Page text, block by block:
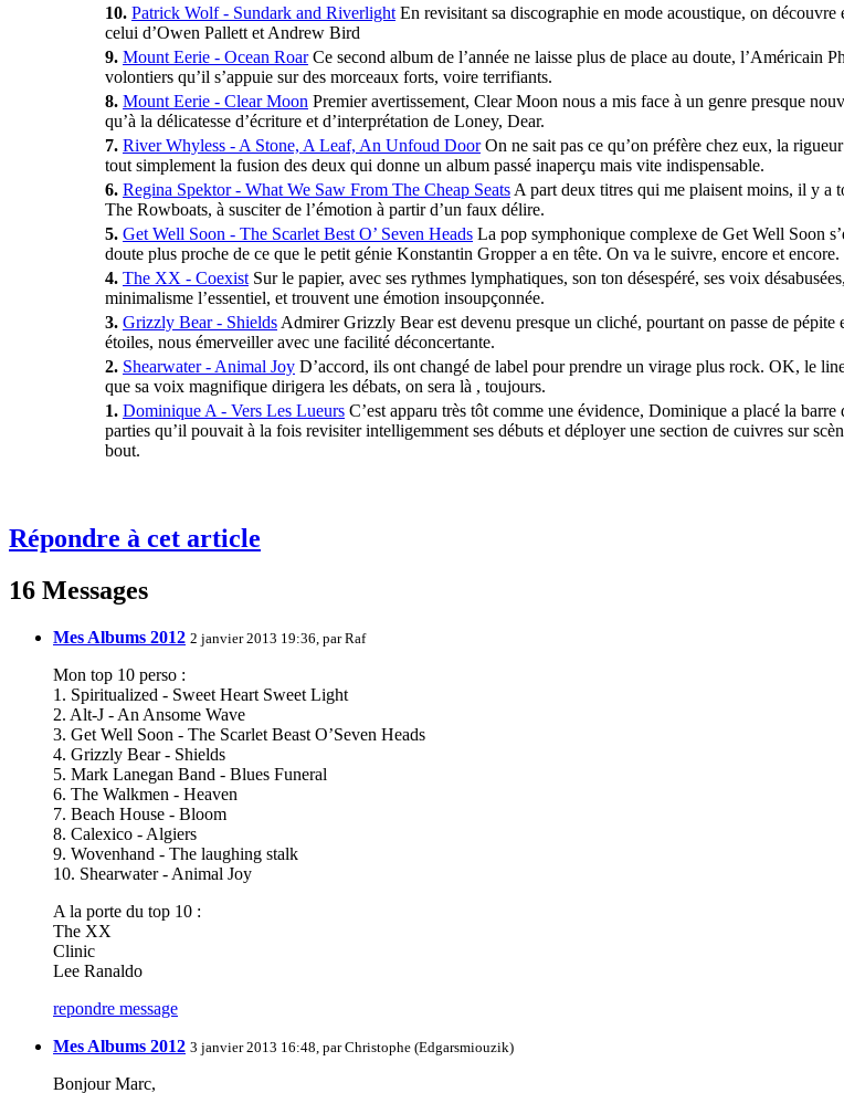
10. Patrick Wolf - Sundark and Riverlight En revisitant sa discographie en mode acoustique, on
celui d’Owen Pallett et Andrew Bird
9. Mount Eerie - Ocean RoarCe second album de l’année ne laisse plus de place au doute, l’Américain
volontiers qu’il s’appuie sur des morceaux forts, voire terrifiants.
8. Mount Eerie - Clear Moon Premier avertissement, Clear Moon nous a mis face à un genre presque
qu’à la délicatesse d’écriture et d’interprétation de Loney, Dear.
7. River Whyless - A Stone, A Leaf, An Unfoud DoorOn ne sait pas ce qu’on préfère chez eux, la
tout simplement la fusion des deux qui donne un album passé inaperçu mais vite indispensable.
6. Regina Spektor - What We Saw From The Cheap Seats A part deux titres qui me plaisent moins, il y a
The Rowboats, à susciter de l’émotion à partir d’un faux délire.
5. Get Well Soon - The Scarlet Best O’ Seven Heads La pop symphonique complexe de Get Well Soon
doute plus proche de ce que le petit génie Konstantin Gropper a en tête. On va le suivre, encore et encore.
4. The XX - Coexist Sur le papier, avec ses rythmes lymphatiques, son ton désespéré, ses voix
minimalisme l’essentiel, et trouvent une émotion insoupçonnée.
3. Grizzly Bear - Shields Admirer Grizzly Bear est devenu presque un cliché, pourtant on passe de
étoiles, nous émerveiller avec une facilité déconcertante.
2. Shearwater - Animal Joy D’accord, ils ont changé de label pour prendre un virage plus rock. OK, le
que sa voix magnifique dirigera les débats, on sera là , toujours.
1. Dominique A - Vers Les Lueurs C’est apparu très tôt comme une évidence, Dominique a placé la
parties qu’il pouvait à la fois revisiter intelligemment ses débuts et déployer une section de cuivres sur
bout.
Répondre à cet article
16 Messages
Mes Albums 2012 2 janvier 2013 19:36, parRaf
Mon top 10 perso :
1. Spiritualized - Sweet Heart Sweet Light
2. Alt-J - An Ansome Wave
3. Get Well Soon - The Scarlet Beast O’Seven Heads
4. Grizzly Bear - Shields
5. Mark Lanegan Band - Blues Funeral
6. The Walkmen - Heaven
7. Beach House - Bloom
8. Calexico - Algiers
9. Wovenhand - The laughing stalk
10. Shearwater - Animal Joy
A la porte du top 10 :
The XX
Clinic
Lee Ranaldo
repondre message
Mes Albums 2012 3 janvier 2013 16:48, parChristophe (Edgarsmiouzik)
Bonjour Marc,